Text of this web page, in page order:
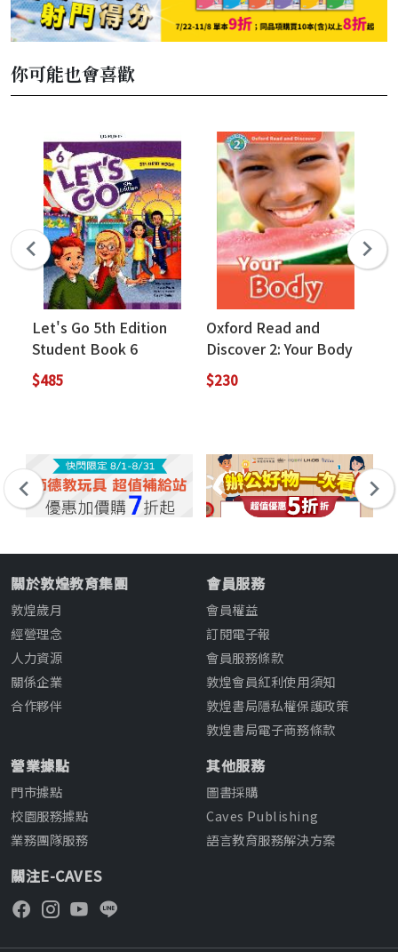
你可能也會喜歡
Let's Go 5th Edition
Student Book 6
$485
Oxford Read and
Discover 2: Your Body
(Book Only)
$230
關於敦煌教育集團
敦煌歲月
經營理念
人力資源
關係企業
合作夥伴
會員服務
會員權益
訂閱電子報
會員服務條款
敦煌會員紅利使用須知
敦煌書局隱私權保護政策
敦煌書局電子商務條款
營業據點
門市據點
校園服務據點
業務團隊服務
其他服務
圖書採購
Caves Publishing
語言教育服務解決方案
關注E-CAVES